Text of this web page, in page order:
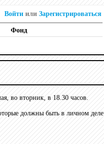
Фонд
Войти или Зарегистрироваться
во вторник, в 18.30 часов.
должны быть в личном деле